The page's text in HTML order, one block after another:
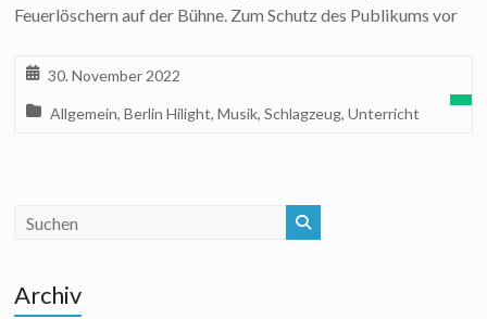
Feuerlöschern auf der Bühne. Zum Schutz des Publikums vor
30. November 2022
Allgemein,Berlin Hilight,Musik,Schlagzeug,Unterricht
Archiv